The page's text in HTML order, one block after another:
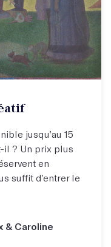
jusqu’au 15
il ? Un prix plus
en
suffit d’entrer le
& Caroline